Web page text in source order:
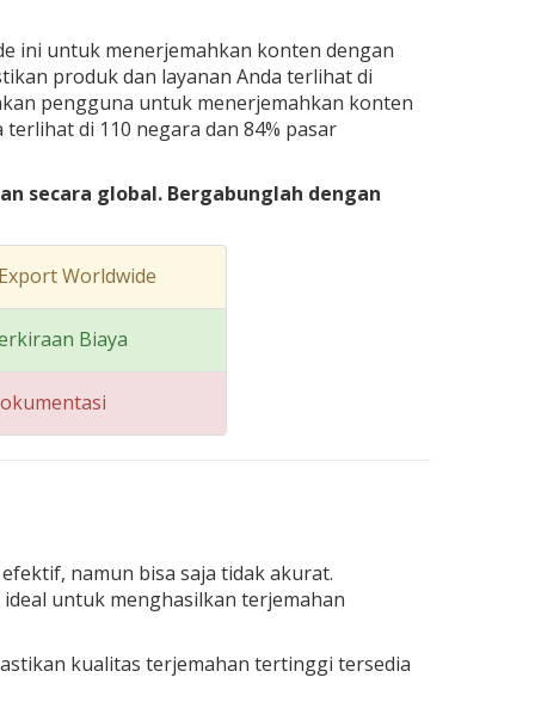
ini untuk menerjemahkan konten dengan
produk dan layanan Anda terlihat di
pengguna untuk menerjemahkan konten
di 110 negara dan 84% pasar
secara global. Bergabunglah dengan
Worldwide
Biaya
namun bisa saja tidak akurat.
untuk menghasilkan terjemahan
kualitas terjemahan tertinggi tersedia